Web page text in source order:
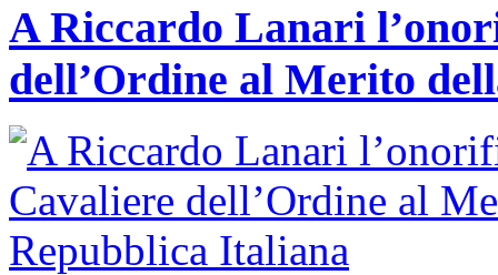
A Riccardo Lanari
dell’Ordine al Merito